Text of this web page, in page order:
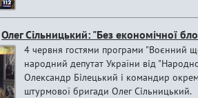
Олег Сільницький: "Без економічної
4 червня гостями програми "Воєнний
народний депутат України від
Олександр Білецький і командир
штурмової бригади Олег Сільницький.